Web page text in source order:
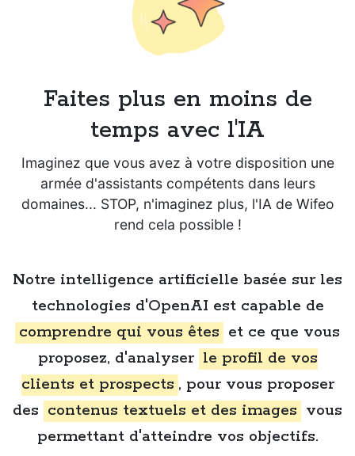
Faites plus en moins de
temps avec l'IA
Imaginez que vous avez à votre disposition une
armée d'assistants compétents dans leurs
domaines... STOP, n'imaginez plus, l'IA de Wifeo
rend cela possible !
Notre intelligence artificielle basée sur les
technologies d'OpenAI est capable de
comprendre qui vous êtes et ce que vous
proposez, d'analyser le profil de vos
clients et prospects , pour vous proposer
des contenus textuels et des images vous
permettant d'atteindre vos objectifs.